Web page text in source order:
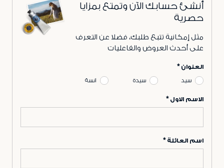
أنشئ حسابك الآن وتمتع بمزايا
حصرية
مثل إمكانية تتبع طلبك، فضلا عن التعرف
على أحدث العروض والفاعليات
العنوان
سيد سيدة انسة
الاسم الاول
اسم العائلة